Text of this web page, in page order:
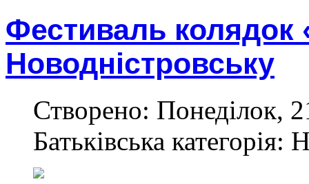
Фестиваль колядок
Новодністровську
Створено: Понеділок,
Батьківська категорія: